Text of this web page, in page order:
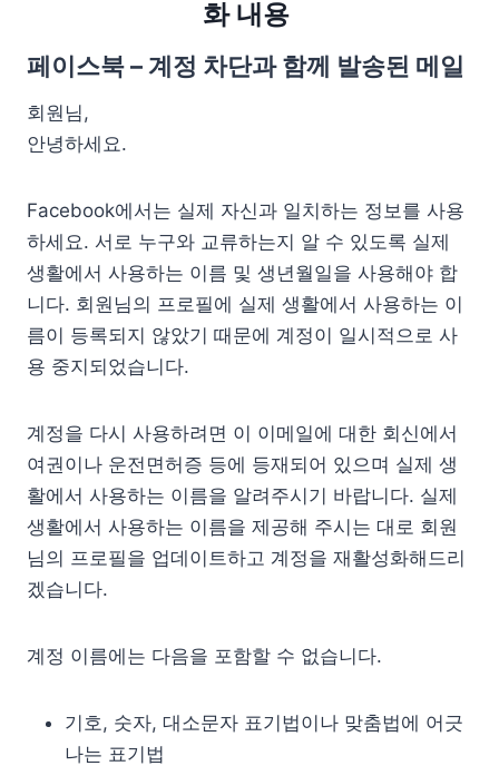
화 내용
페이스북 – 계정 차단과 함께 발송된 메일
회원님,
안녕하세요.
Facebook에서는 실제 자신과 일치하는 정보를 사용
하세요. 서로 누구와 교류하는지 알 수 있도록 실제
생활에서 사용하는 이름 및 생년월일을 사용해야 합
니다. 회원님의 프로필에 실제 생활에서 사용하는 이
름이 등록되지 않았기 때문에 계정이 일시적으로 사
용 중지되었습니다.
계정을 다시 사용하려면 이 이메일에 대한 회신에서
여권이나 운전면허증 등에 등재되어 있으며 실제 생
활에서 사용하는 이름을 알려주시기 바랍니다. 실제
생활에서 사용하는 이름을 제공해 주시는 대로 회원
님의 프로필을 업데이트하고 계정을 재활성화해드리
겠습니다.
계정 이름에는 다음을 포함할 수 없습니다.
기호, 숫자, 대소문자 표기법이나 맞춤법에 어긋
나는 표기법